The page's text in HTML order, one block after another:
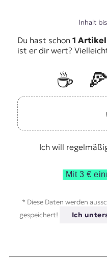
Inhalt
Du hast schon 1 Artikel
ist er dir wert?
☕️ 🍕
Ich will
Mit 3 €
* Diese Daten werden
gespeichert!
Ich